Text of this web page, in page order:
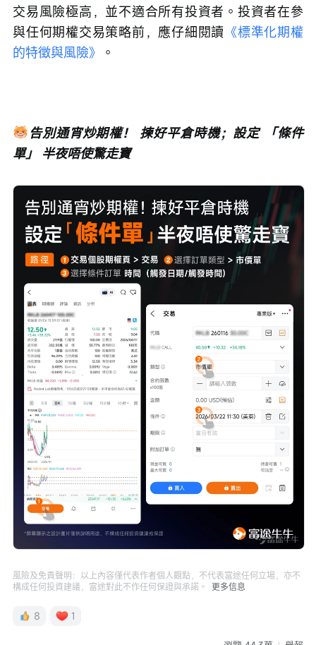
交易風險極高，並不適合所有投資者。投資者在參
與任何期權交易策略前，應仔細閱讀 《標準化期權
的特徵與風險》
。
告別通宵炒期權！ 揀好平倉時機；設定 「條件
單」 半夜唔使驚走寶
風險及免責聲明：以上內容僅代表作者個人觀點，不代表富途任何立場，亦不
構成任何投資建議，富途對此不作任何保證與承諾。
更多信息
8 1